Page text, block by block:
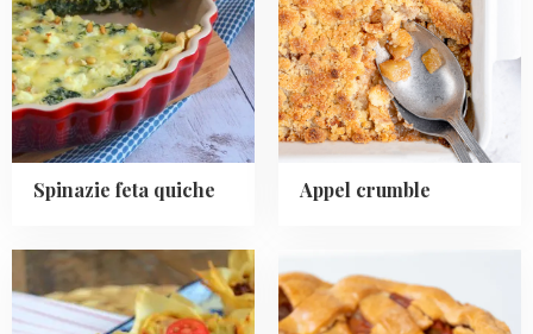
Spinazie feta quiche
quiche
Appel crumble
more
about
more
about